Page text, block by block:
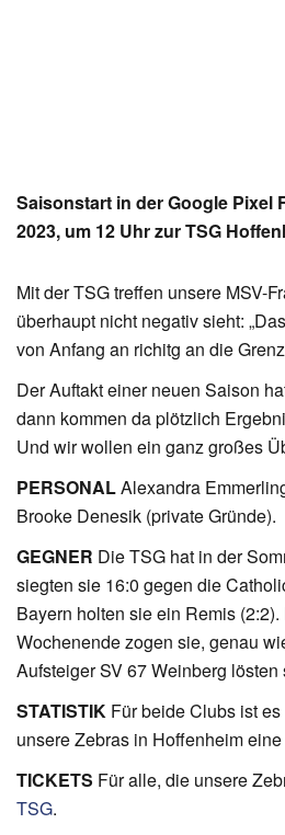
Saisonstart in der Google Pixel
2023, um 12 Uhr zur TSG
Mit der TSG treffen unsere MSV-
überhaupt nicht negativ sieht:
von Anfang an richitg an die
Der Auftakt einer neuen Saison
dann kommen da plötzlich
Und wir wollen ein ganz großes
PERSONALAlexandra
Brooke Denesik (private Gründe).
GEGNER Die TSG hat in der
siegten sie 16:0 gegen die
Bayern holten sie ein Remis
Wochenende zogen sie, genau
Aufsteiger SV 67 Weinberg
STATISTIK Für beide Clubs ist
unsere Zebras in Hoffenheim
TICKETS Für alle, die unsere
TSG.